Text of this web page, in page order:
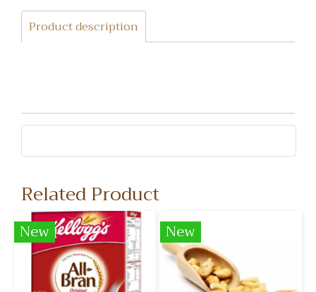
Product description
Related Product
New New